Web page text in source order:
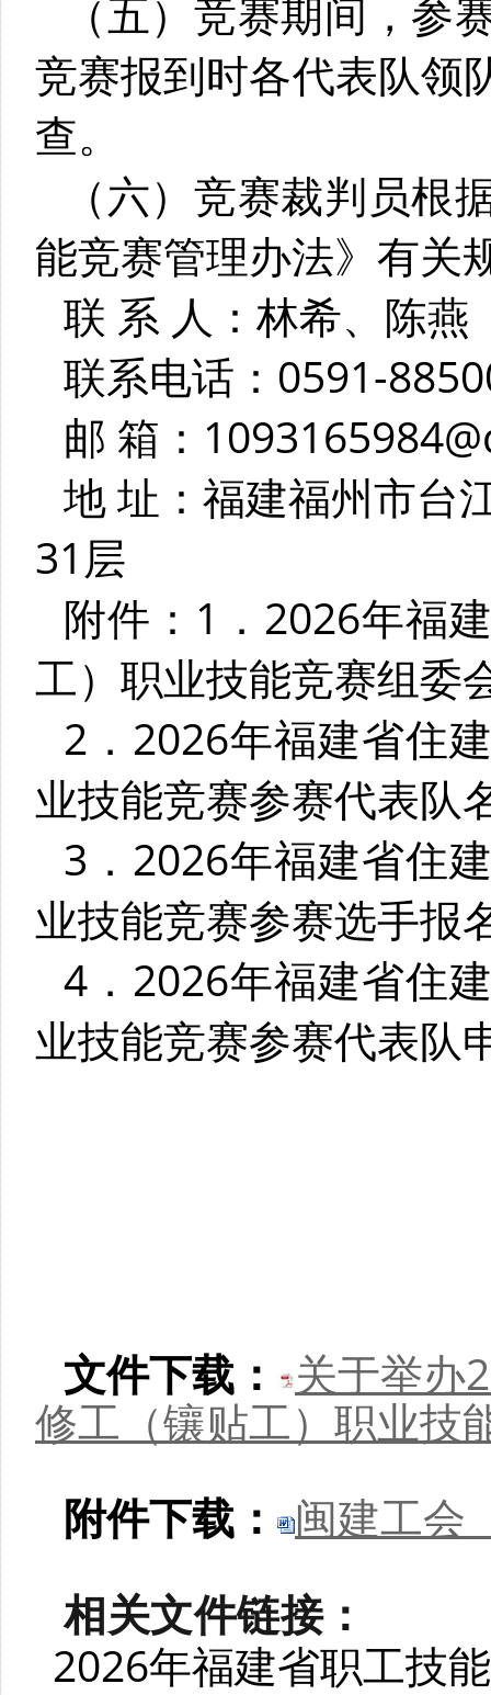
（五）竞赛期间，
竞赛报到时各代表队领
查。
（六）竞赛裁判员
能竞赛管理办法》有关
联 系 人：林希、陈燕
联系电话：0591-
邮 箱：
地 址：福建福州市台
31层
附件：1．2026年福
工）职业技能竞赛组委
2．2026年福建省住
业技能竞赛参赛代表队
3．2026年福建省住
业技能竞赛参赛选手报
4．2026年福建省住
业技能竞赛参赛代表队
文件下载：
关于举办
修工（镶贴工）职业技
附件下载：
闽建工会
相关文件链接：
2026年福建省职工技